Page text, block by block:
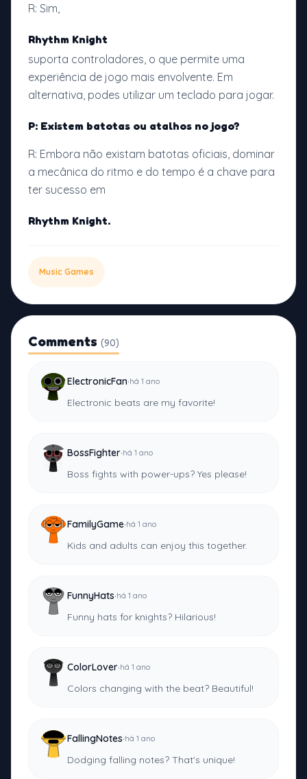
R: Sim,
Rhythm Knight
suporta controladores, o que permite uma
experiência de jogo mais envolvente. Em
alternativa, podes utilizar um teclado para jogar.
P: Existem batotas ou atalhos no jogo?
R: Embora não existam batotas oficiais, dominar
a mecânica do ritmo e do tempo é a chave para
ter sucesso em
Rhythm Knight.
Music Games
Comments (90)
ElectronicFan·há 1 ano
Electronic beats are my favorite!
BossFighter·há 1 ano
Boss fights with power-ups? Yes please!
FamilyGame·há 1 ano
Kids and adults can enjoy this together.
FunnyHats·há 1 ano
Funny hats for knights? Hilarious!
ColorLover·há 1 ano
Colors changing with the beat? Beautiful!
FallingNotes·há 1 ano
Dodging falling notes? That's unique!